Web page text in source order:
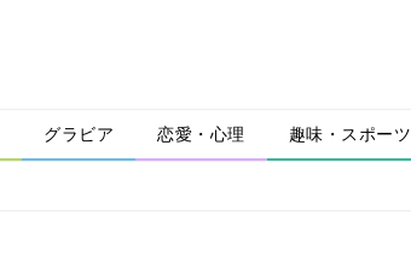
グラビア 恋愛・心理 趣味・スポーツ